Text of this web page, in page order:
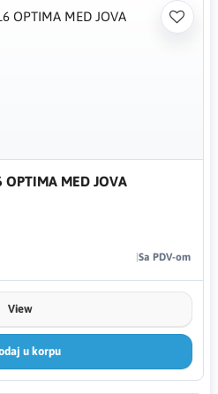
OPTIMA MED JOVA
Sa PDV-om
View
u korpu